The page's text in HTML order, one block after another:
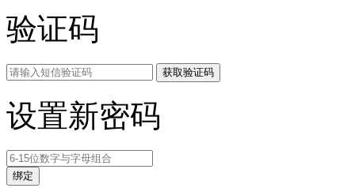
验证码
获取验证码
设置新密码
绑定